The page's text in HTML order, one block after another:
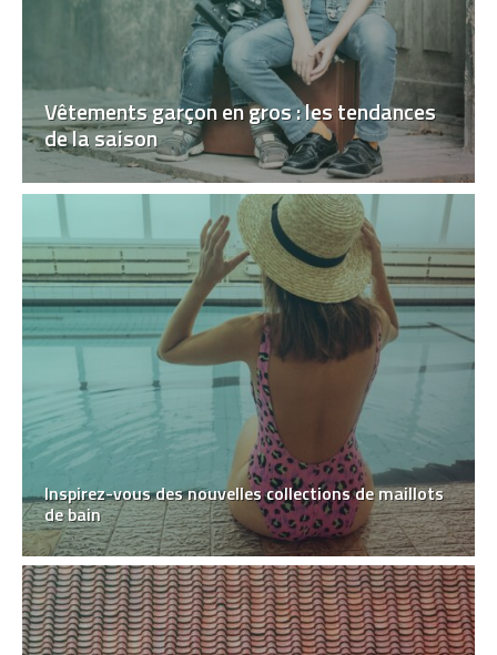
Vêtements garçon en gros : les tendances
de la saison
Inspirez-vous des nouvelles collections de maillots
de bain